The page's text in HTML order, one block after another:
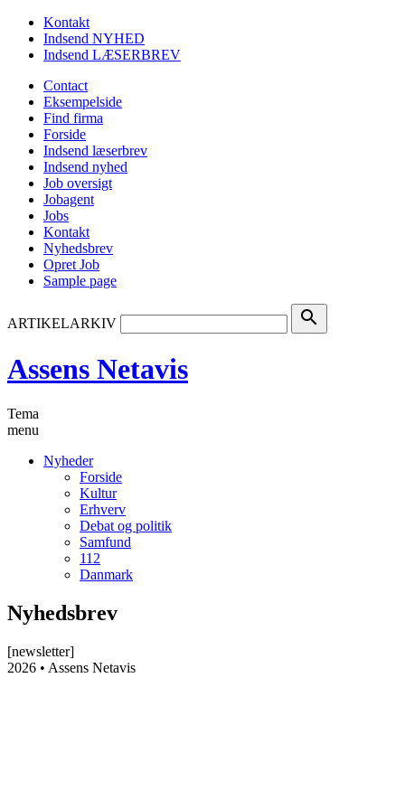
Kontakt
Indsend NYHED
Indsend LÆSERBREV
Contact
Eksempelside
Find firma
Forside
Indsend læserbrev
Indsend nyhed
Job oversigt
Jobagent
Jobs
Kontakt
Nyhedsbrev
Opret Job
Sample page
ARTIKELARKIV search
Assens Netavis
Tema
menu
Nyheder
Forside
Kultur
Erhverv
Debat og politik
Samfund
112
Danmark
Nyhedsbrev
[newsletter]
2026 • Assens Netavis